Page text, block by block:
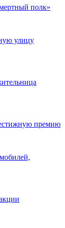
полк»
улицу
премию